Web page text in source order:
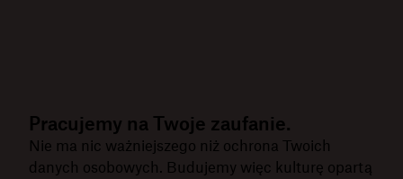
Pracujemy na Twoje zaufanie.
Nie ma nic ważniejszego niż ochrona Twoich
danych osobowych. Budujemy więc kulturę opartą